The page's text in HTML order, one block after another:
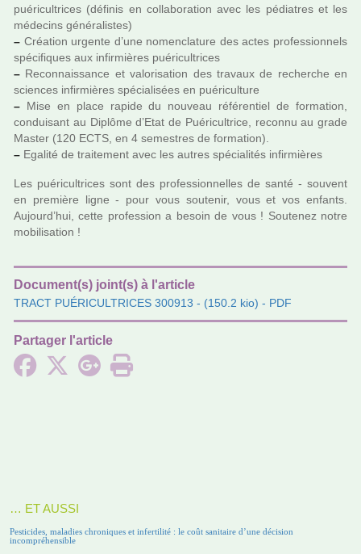
pué­ri­cultri­ces (défi­nis en col­la­bo­ra­tion avec les pédia­tres et les
méde­cins géné­ra­lis­tes)
– Création urgente d’une nomen­cla­ture des actes pro­fes­sion­nels
spé­ci­fi­ques aux infir­miè­res pué­ri­cultri­ces
– Reconnaissance et valo­ri­sa­tion des tra­vaux de recher­che en
scien­ces infir­miè­res spé­cia­li­sées en pué­ri­culture
– Mise en place rapide du nou­veau réfé­ren­tiel de for­ma­tion,
condui­sant au Diplôme d’Etat de Puéricultrice, reconnu au grade
Master (120 ECTS, en 4 semes­tres de for­ma­tion).
– Egalité de trai­te­ment avec les autres spé­cia­li­tés infir­miè­res
Les pué­ri­cultri­ces sont des pro­fes­sion­nel­les de santé - sou­vent
en pre­mière ligne - pour vous sou­te­nir, vous et vos enfants.
Aujourd’hui, cette pro­fes­sion a besoin de vous ! Soutenez notre
mobi­li­sa­tion !
Document(s) joint(s) à l'article
TRACT PUÉRICULTRICES 300913 - (150.2 kio) - PDF
Partager l'article
… ET AUSSI
Pesticides, maladies chroniques et infertilité : le coût sanitaire d’une décision
incompréhensible